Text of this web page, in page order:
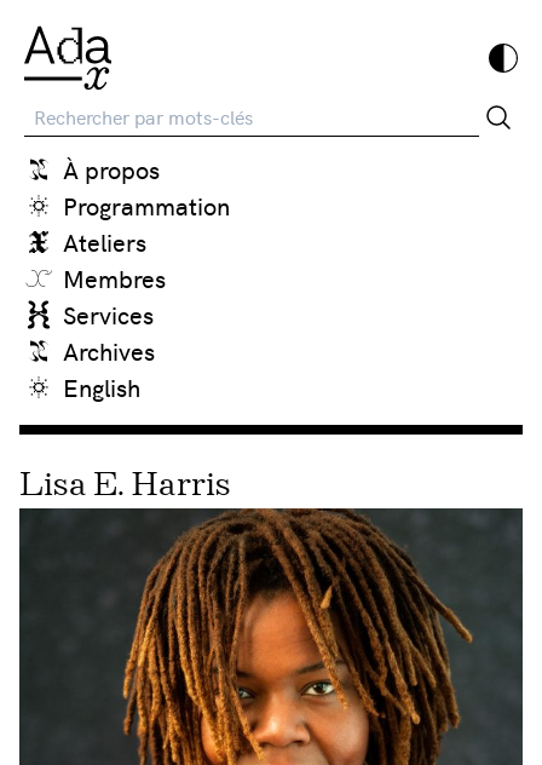
Recherche
À propos
Programmation
Ateliers
Membres
Services
Archives
English
Lisa E. Harris